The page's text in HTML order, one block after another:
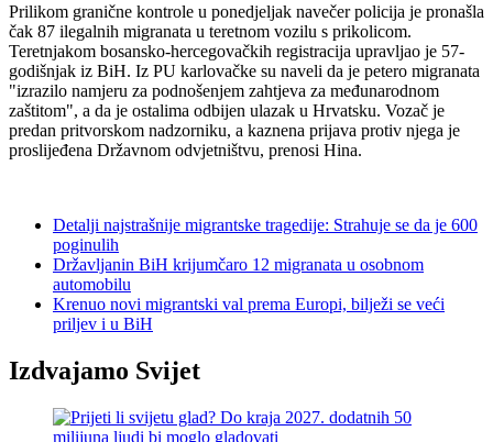
Prilikom granične kontrole u ponedjeljak navečer policija je pronašla
čak 87 ilegalnih migranata u teretnom vozilu s prikolicom.
Teretnjakom bosansko-hercegovačkih registracija upravljao je 57-
godišnjak iz BiH. Iz PU karlovačke su naveli da je petero migranata
"izrazilo namjeru za podnošenjem zahtjeva za međunarodnom
zaštitom", a da je ostalima odbijen ulazak u Hrvatsku. Vozač je
predan pritvorskom nadzorniku, a kaznena prijava protiv njega je
proslijeđena Državnom odvjetništvu, prenosi Hina.
Detalji najstrašnije migrantske tragedije: Strahuje se da je 600
poginulih
Državljanin BiH krijumčaro 12 migranata u osobnom
automobilu
Krenuo novi migrantski val prema Europi, bilježi se veći
priljev i u BiH
Izdvajamo Svijet